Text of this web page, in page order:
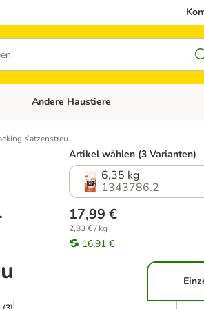
Kategorie-Menü öffnen: Katzenfutter und
Andere Haustiere
Katzenstreu
Artikel wählen (3 Varianten)
6,35 kg
1343786.2
17,99 €
2,83 € / kg
16,91 €